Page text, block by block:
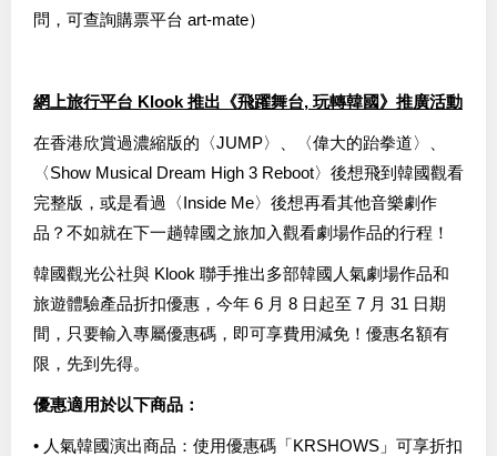
問，可查詢購票平台 art-mate）
網上旅行平台 Klook 推出《飛躍舞台, 玩轉韓國》推廣活動
在香港欣賞過濃縮版的〈JUMP〉、〈偉大的跆拳道〉、
〈Show Musical Dream High 3 Reboot〉後想飛到韓國觀看
完整版，或是看過〈Inside Me〉後想再看其他音樂劇作
品？不如就在下一趟韓國之旅加入觀看劇場作品的行程！
韓國觀光公社與 Klook 聯手推出多部韓國人氣劇場作品和
旅遊體驗產品折扣優惠，今年 6 月 8 日起至 7 月 31 日期
間，只要輸入專屬優惠碼，即可享費用減免！優惠名額有
限，先到先得。
優惠適用於以下商品：
• 人氣韓國演出商品：使用優惠碼「KRSHOWS」可享折扣